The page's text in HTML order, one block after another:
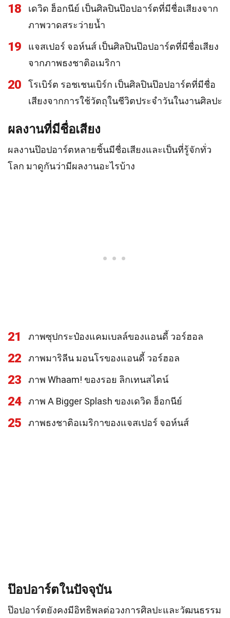
18
เดวิด ฮ็อกนีย์ เป็นศิลปินป๊อปอาร์ตที่มีชื่อเสียงจาก
ภาพวาดสระว่ายน้ำ
19
แจสเปอร์ จอห์นส์ เป็นศิลปินป๊อปอาร์ตที่มีชื่อเสียง
จากภาพธงชาติอเมริกา
20
โรเบิร์ต รอชเชนเบิร์ก เป็นศิลปินป๊อปอาร์ตที่มีชื่อ
เสียงจากการใช้วัตถุในชีวิตประจำวันในงานศิลปะ
ผลงานที่มีชื่อเสียง
ผลงานป๊อปอาร์ตหลายชิ้นมีชื่อเสียงและเป็นที่รู้จักทั่ว
โลก มาดูกันว่ามีผลงานอะไรบ้าง
21 ภาพซุปกระป๋องแคมเบลล์ของแอนดี้ วอร์ฮอล
22 ภาพมาริลีน มอนโรของแอนดี้ วอร์ฮอล
23 ภาพ Whaam! ของรอย ลิกเทนสไตน์
24 ภาพ A Bigger Splash ของเดวิด ฮ็อกนีย์
25 ภาพธงชาติอเมริกาของแจสเปอร์ จอห์นส์
ป๊อปอาร์ตในปัจจุบัน
ป๊อปอาร์ตยังคงมีอิทธิพลต่อวงการศิลปะและวัฒนธรรม